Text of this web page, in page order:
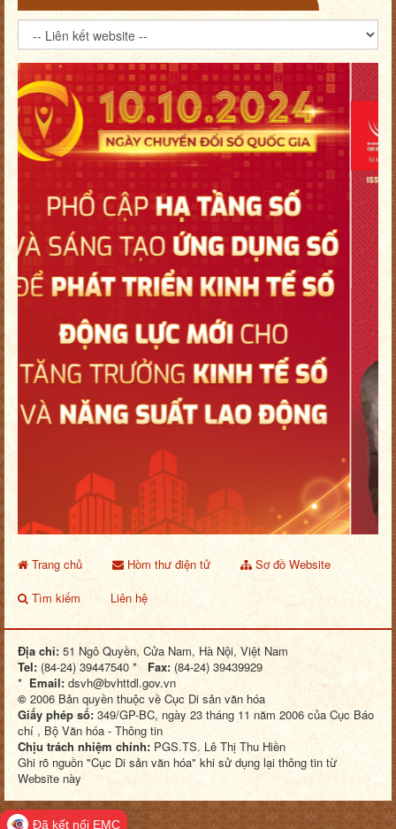
Tìm kiếm
Liên hệ
Địa chỉ: 51 Ngô Quyền, Cửa Nam, Hà Nội, Việt Nam
Tel:(84-24) 39447540 *Fax:(84-24) 39439929
*Email:dsvh@bvhttdl.gov.vn
©2006 Bản quyền thuộc về Cục Di sản văn hóa
Giấy phép số:349/GP-BC, ngày 23 tháng 11 năm 2006 của Cục Báo
chí , Bộ Văn hóa - Thông tin
Ghi rõ nguồn "Cục Di sản văn hóa" khi sử dụng lại thông tin từ
Website này